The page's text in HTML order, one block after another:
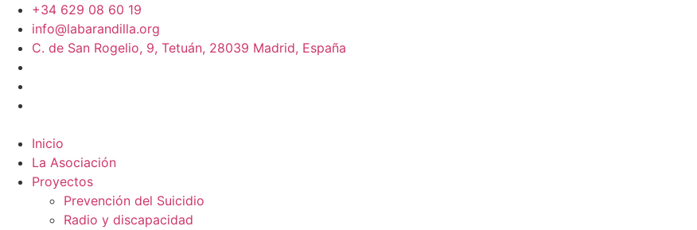
+34 629 08 60 19
info@labarandilla.org
C. de San Rogelio, 9, Tetuán, 28039 Madrid, España
Inicio
La Asociación
Proyectos
Prevención del Suicidio
Radio y discapacidad